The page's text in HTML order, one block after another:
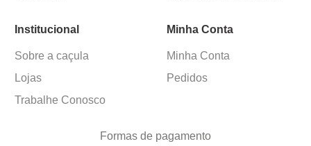
Institucional
Sobre a caçula
Lojas
Trabalhe Conosco
Minha Conta
Minha Conta
Pedidos
Formas de pagamento